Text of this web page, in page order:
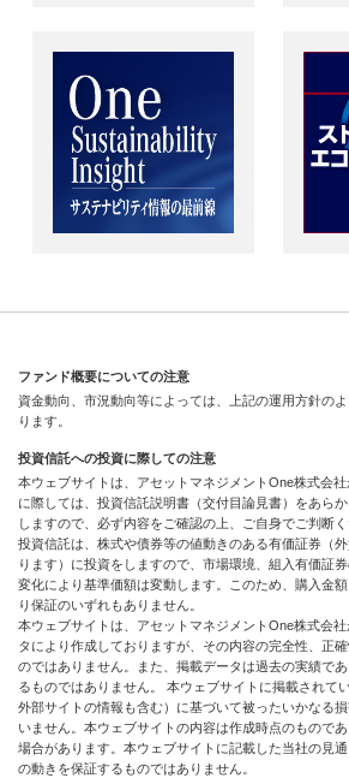
ファンド概要についての注意
資金動向、市況動向等によっては、上記の運用方針の
ります。
投資信託への投資に際しての注意
本ウェブサイトは、アセットマネジメントOne株式会
に際しては、投資信託説明書（交付目論見書）をあら
しますので、必ず内容をご確認の上、ご自身でご判断く
投資信託は、株式や債券等の値動きのある有価証券（
ります）に投資をしますので、市場環境、組入有価証
変化により基準価額は変動します。このため、購入金
り保証のいずれもありません。
本ウェブサイトは、アセットマネジメントOne株式会
タにより作成しておりますが、その内容の完全性、正
のではありません。また、掲載データは過去の実績で
るものではありません。 本ウェブサイトに掲載されて
外部サイトの情報も含む）に基づいて被ったいかなる
いません。本ウェブサイトの内容は作成時点のもので
場合があります。本ウェブサイトに記載した当社の見
の動きを保証するものではありません。